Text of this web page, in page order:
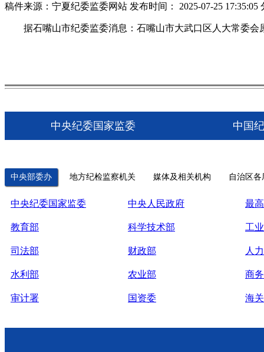
稿件来源：宁夏纪委监委网站 发布时间： 2025-07-25 17:35:05
据石嘴山市纪委监委消息：石嘴山市大武口区人大常委会
中央纪委国家监委 中国
中央部委办 地方纪检监察机关 媒体及相关机构 自治区
中央纪委国家监委 中央人民政府 最
教育部 科学技术部 工
司法部 财政部 人
水利部 农业部 商
审计署 国资委 海